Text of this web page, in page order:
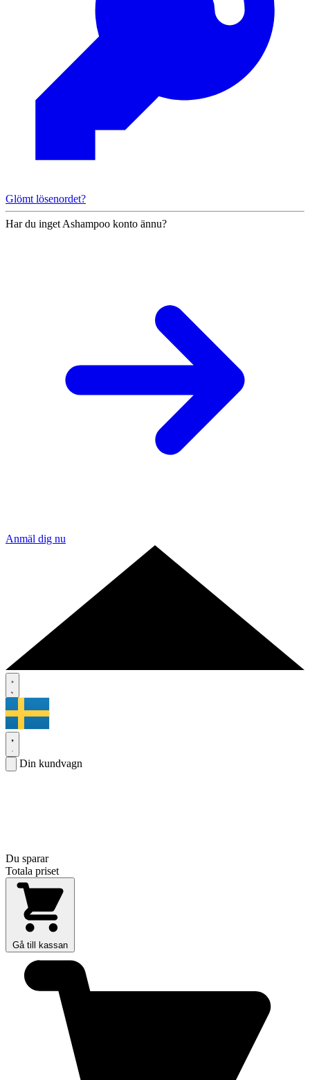
Glömt lösenordet?
Har du inget Ashampoo konto ännu?
Anmäl dig nu
Din kundvagn
Du sparar
Totala priset
Gå till kassan